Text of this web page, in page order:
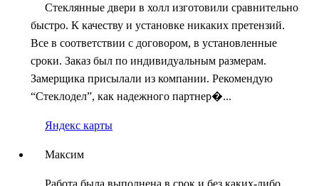
Стеклянные двери в холл изготовили сравнительно
быстро. К качеству и установке никаких претензий.
Все в соответствии с договором, в установленные
сроки. Заказ был по индивидуальным размерам.
Замерщика присылали из компании. Рекомендую
“Стеклодел”, как надежного партнер�...
Яндекс карты
Максим
Работа была выполнена в срок и без каких-либо